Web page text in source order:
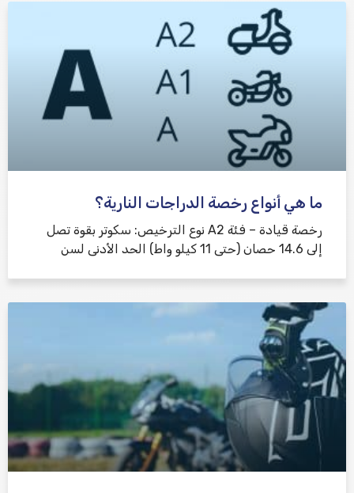
ما هي أنواع رخصة الدراجات النارية؟
رخصة قيادة – فئة A2 نوع الترخيص: سكوتر بقوة تصل
إلى 14.6 حصان (حتى 11 كيلو واط) الحد الأدنى لسن